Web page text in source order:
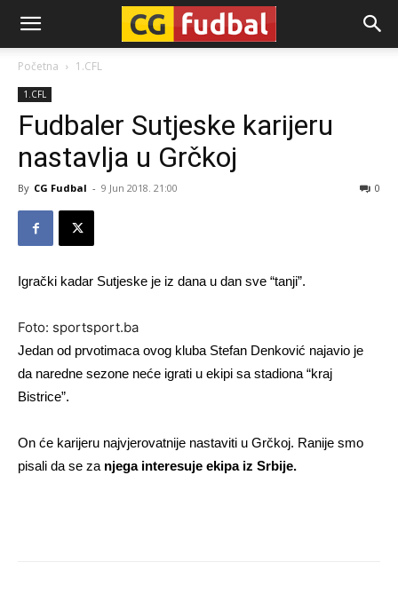
CG-
Fudbal
Početna 1.CFL
1.CFL
Fudbaler Sutjeske karijeru
nastavlja u Grčkoj
By CG Fudbal - 9 Jun 2018. 21:00 0
Igrački kadar Sutjeske je iz dana u dan sve “tanji”.
Foto: sportsport.ba
Jedan od prvotimaca ovog kluba Stefan Denković najavio je
da naredne sezone neće igrati u ekipi sa stadiona “kraj
Bistrice”.
On će karijeru najvjerovatnije nastaviti u Grčkoj. Ranije smo
pisali da se za njega interesuje ekipa iz Srbije.